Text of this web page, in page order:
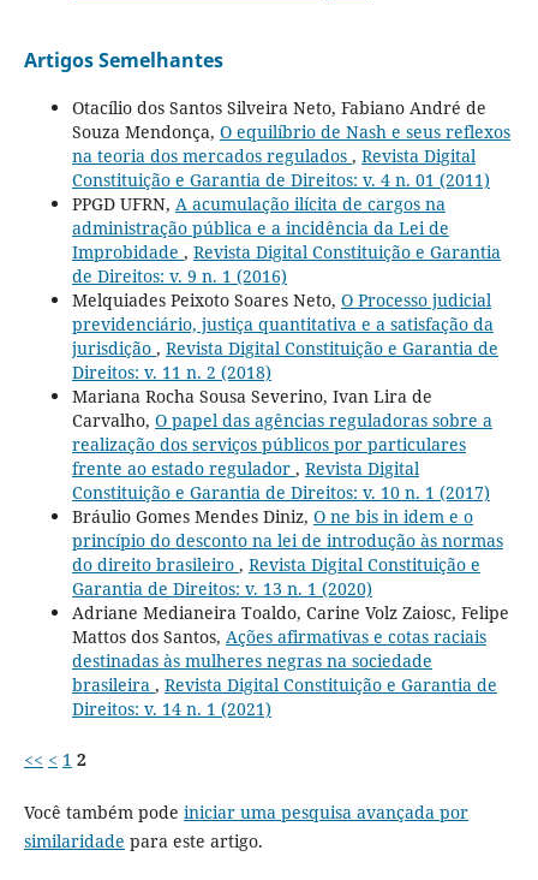
Artigos Semelhantes
Otacílio dos Santos Silveira Neto, Fabiano André de
Souza Mendonça, O equilíbrio de Nash e seus reflexos
na teoria dos mercados regulados , Revista Digital
Constituição e Garantia de Direitos: v. 4 n. 01 (2011)
PPGD UFRN, A acumulação ilícita de cargos na
administração pública e a incidência da Lei de
Improbidade , Revista Digital Constituição e Garantia
de Direitos: v. 9 n. 1 (2016)
Melquiades Peixoto Soares Neto, O Processo judicial
previdenciário, justiça quantitativa e a satisfação da
jurisdição , Revista Digital Constituição e Garantia de
Direitos: v. 11 n. 2 (2018)
Mariana Rocha Sousa Severino, Ivan Lira de
Carvalho, O papel das agências reguladoras sobre a
realização dos serviços públicos por particulares
frente ao estado regulador , Revista Digital
Constituição e Garantia de Direitos: v. 10 n. 1 (2017)
Bráulio Gomes Mendes Diniz, O ne bis in idem e o
princípio do desconto na lei de introdução às normas
do direito brasileiro , Revista Digital Constituição e
Garantia de Direitos: v. 13 n. 1 (2020)
Adriane Medianeira Toaldo, Carine Volz Zaiosc, Felipe
Mattos dos Santos, Ações afirmativas e cotas raciais
destinadas às mulheres negras na sociedade
brasileira , Revista Digital Constituição e Garantia de
Direitos: v. 14 n. 1 (2021)
<< < 1 2
Você também pode iniciar uma pesquisa avançada por
similaridade para este artigo.